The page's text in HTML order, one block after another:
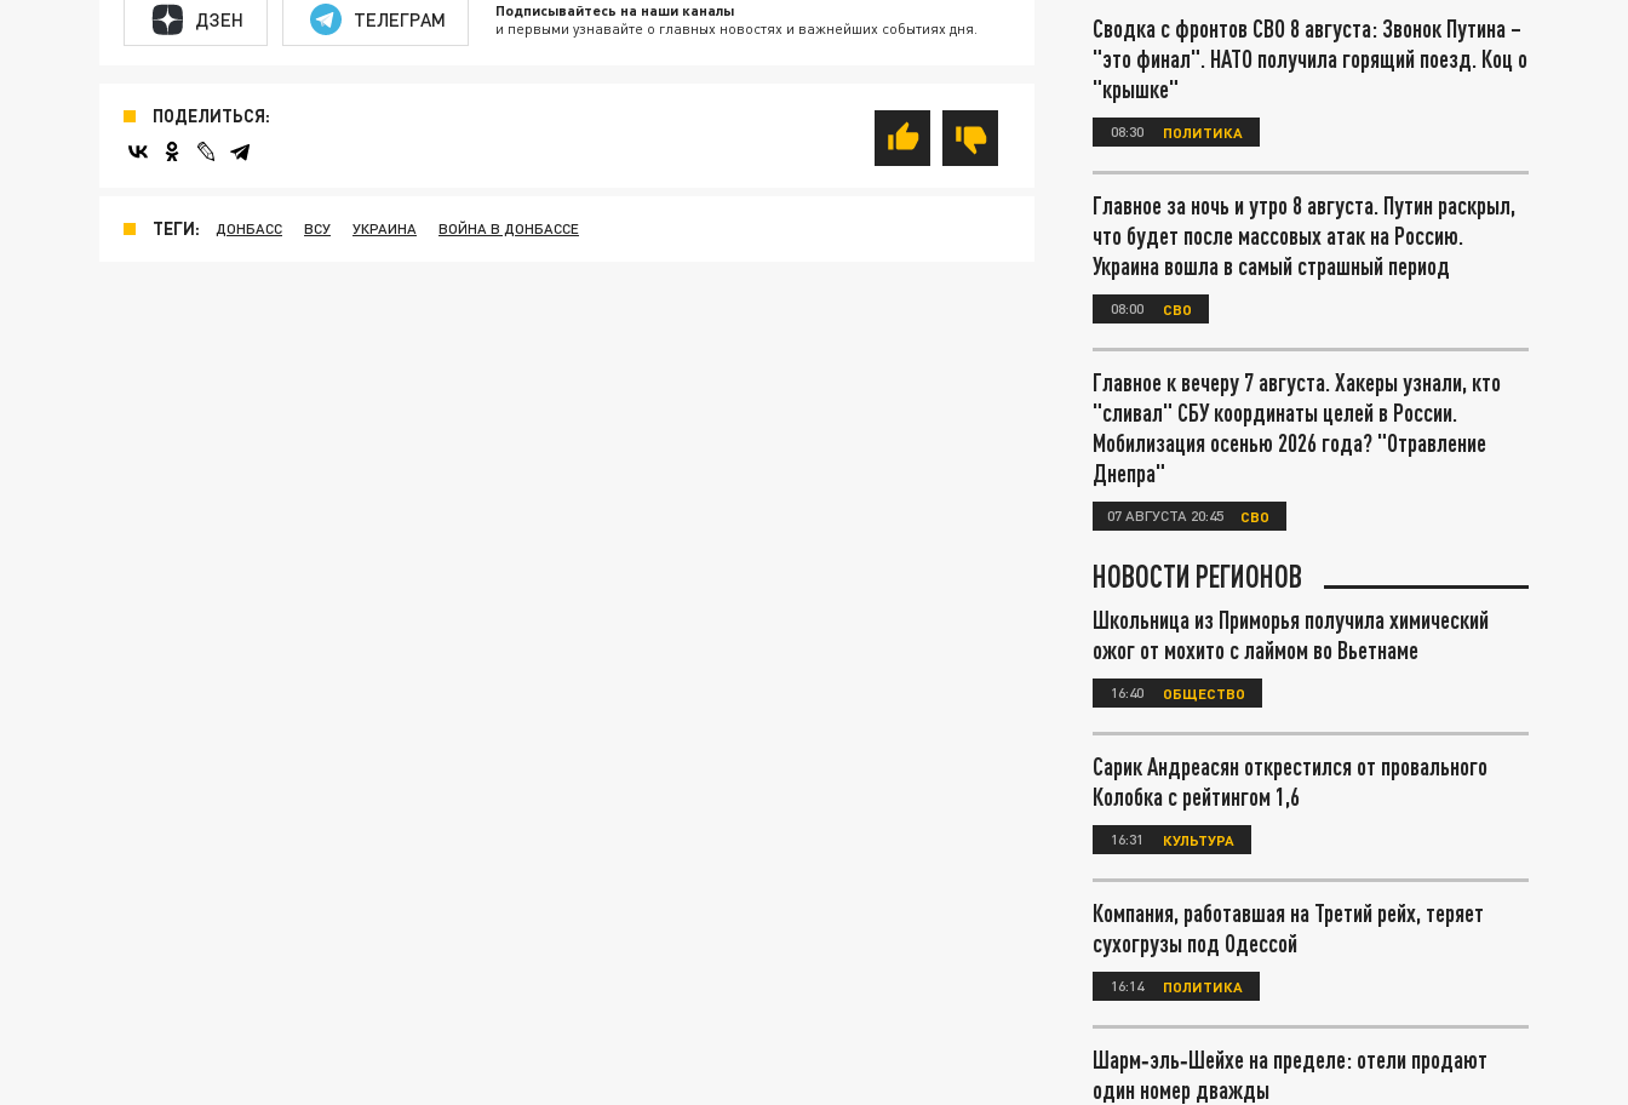
ДЗЕН ТЕЛЕГРАМ Подписывайтесь на наши каналы
и первыми узнавайте о главных новостях и важнейших событиях дня.
ПОДЕЛИТЬСЯ:
ТЕГИ: ДОНБАСС ВСУ УКРАИНА ВОЙНА В ДОНБАССЕ
Сводка с фронтов СВО 8 августа: Звонок Путина –
"это финал". НАТО получила горящий поезд. Коц о
"крышке"
08:30 ПОЛИТИКА
Главное за ночь и утро 8 августа. Путин раскрыл,
что будет после массовых атак на Россию.
Украина вошла в самый страшный период
08:00 СВО
Главное к вечеру 7 августа. Хакеры узнали, кто
"сливал" СБУ координаты целей в России.
Мобилизация осенью 2026 года? "Отравление
Днепра"
07 АВГУСТА 20:45 СВО
НОВОСТИ РЕГИОНОВ
Школьница из Приморья получила химический
ожог от мохито с лаймом во Вьетнаме
16:40 ОБЩЕСТВО
Сарик Андреасян открестился от провального
Колобка с рейтингом 1,6
16:31 КУЛЬТУРА
Компания, работавшая на Третий рейх, теряет
сухогрузы под Одессой
16:14 ПОЛИТИКА
Шарм‑эль‑Шейхе на пределе: отели продают
один номер дважды